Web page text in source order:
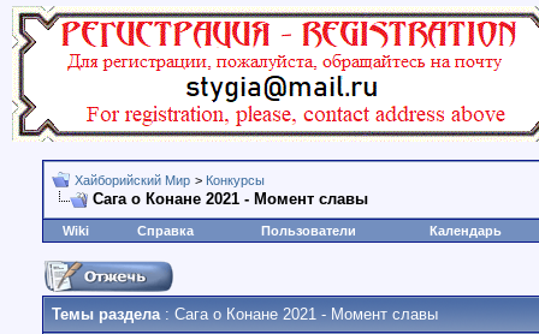
Хайборийский Мир > Конкурсы
Сага о Конане 2021 - Момент славы
Wiki Справка Пользователи Календарь
Темы раздела: Сага о Конане 2021 - Момент славы